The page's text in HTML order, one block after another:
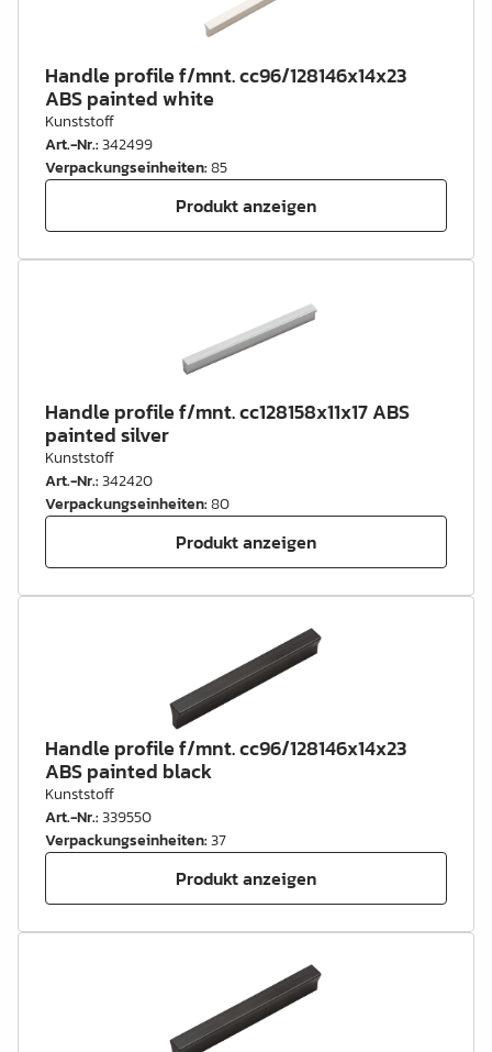
Handle profile f/mnt. cc96/128146x14x23
ABS painted white
Kunststoff
Art.-Nr.:342499
Verpackungseinheiten:85
Produkt anzeigen
Handle profile f/mnt. cc128158x11x17 ABS
painted silver
Kunststoff
Art.-Nr.:342420
Verpackungseinheiten:80
Produkt anzeigen
Handle profile f/mnt. cc96/128146x14x23
ABS painted black
Kunststoff
Art.-Nr.:339550
Verpackungseinheiten:37
Produkt anzeigen